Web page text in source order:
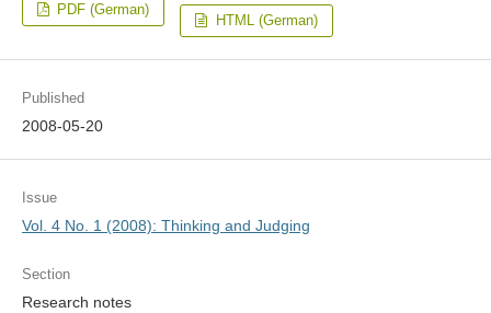
PDF (German)
HTML (German)
Published
2008-05-20
Issue
Vol. 4 No. 1 (2008): Thinking and Judging
Section
Research notes